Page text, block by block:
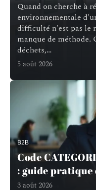
Quand on cherche à
environnementale
difficulté n'est pas le
manque de
déchets,…
5 août 2026
B2B
Code
: guide pratique
3 août 2026